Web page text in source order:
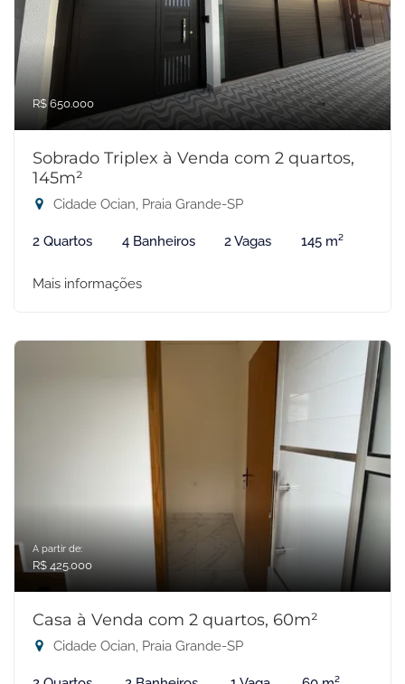
R$ 650.000
Sobrado Triplex à Venda com 2 quartos,
145m²
Cidade Ocian, Praia Grande-SP
2 Quartos 4 Banheiros 2 Vagas 145 m²
Mais informações
A partir de:
R$ 425.000
Casa à Venda com 2 quartos, 60m²
Cidade Ocian, Praia Grande-SP